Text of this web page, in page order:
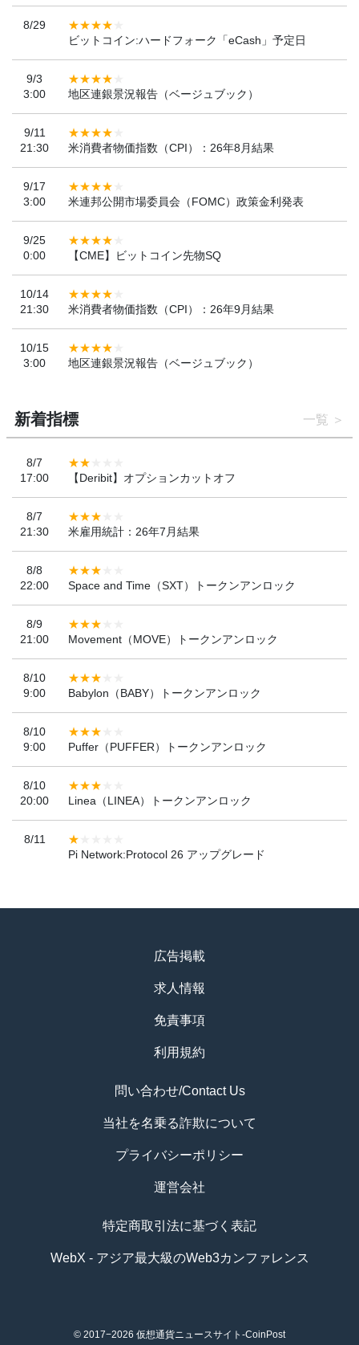
8/29
ビットコイン:ハードフォーク「eCash」予定日
9/3
3:00
地区連銀景況報告（ベージュブック）
9/11
21:30
米消費者物価指数（CPI）：26年8月結果
9/17
3:00
米連邦公開市場委員会（FOMC）政策金利発表
9/25
0:00
【CME】ビットコイン先物SQ
10/14
21:30
米消費者物価指数（CPI）：26年9月結果
10/15
3:00
地区連銀景況報告（ベージュブック）
新着指標 一覧
8/7
17:00
【Deribit】オプションカットオフ
8/7
21:30
米雇用統計：26年7月結果
8/8
22:00
Space and Time（SXT）トークンアンロック
8/9
21:00
Movement（MOVE）トークンアンロック
8/10
9:00
Babylon（BABY）トークンアンロック
8/10
9:00
Puffer（PUFFER）トークンアンロック
8/10
20:00
Linea（LINEA）トークンアンロック
8/11
Pi Network:Protocol 26 アップグレード
広告掲載
求人情報
免責事項
利用規約
問い合わせ/Contact Us
当社を名乗る詐欺について
プライバシーポリシー
運営会社
特定商取引法に基づく表記
WebX - アジア最大級のWeb3カンファレンス
© 2017−2026 仮想通貨ニュースサイト-CoinPost